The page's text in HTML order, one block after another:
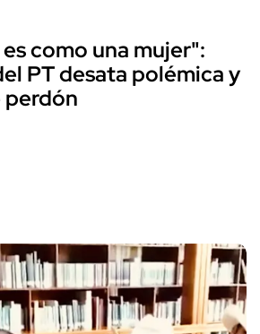
como una mujer":
PT desata polémica y